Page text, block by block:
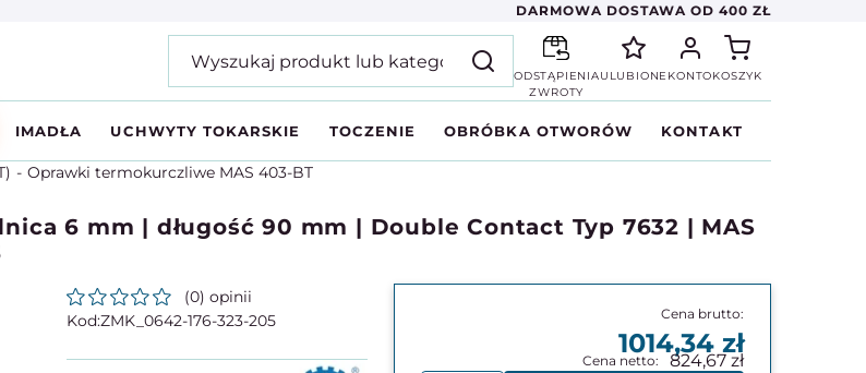
DARMOWA DOSTAWA OD 400 ZŁ
ODSTĄPIENIA
ZWROTY
ULUBIONE KONTOKOSZYK
IMADŁA UCHWYTY TOKARSKIE TOCZENIE OBRÓBKA OTWORÓW KONTAKT
Oprawki termokurczliwe MAS 403-BT
6 mm | długość 90 mm | Double Contact Typ 7632 | MAS
(0) opinii
ZMK_0642-176-323-205
1014,34
824,67